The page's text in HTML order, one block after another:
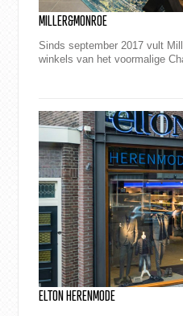
MILLER&MONROE
Sinds september 2017 vult
winkels van het voormalige
ELTON HERENMODE